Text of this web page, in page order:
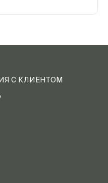
С КЛИЕНТОМ